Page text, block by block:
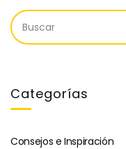
Categorías
Consejos e Inspiración